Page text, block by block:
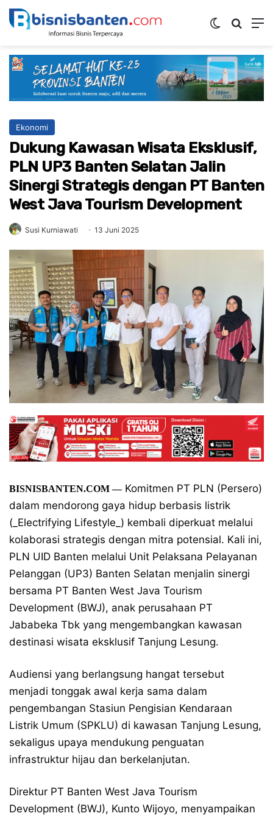
Switch skin
Ekonomi
Dukung Kawasan Wisata Eksklusif,
PLN UP3 Banten Selatan Jalin
Sinergi Strategis dengan PT Banten
West Java Tourism Development
Susi Kurniawati 13 Juni 2025
BISNISBANTEN.COM —Komitmen PT PLN (Persero)
dalam mendorong gaya hidup berbasis listrik
(_Electrifying Lifestyle_) kembali diperkuat melalui
kolaborasi strategis dengan mitra potensial. Kali ini,
PLN UID Banten melalui Unit Pelaksana Pelayanan
Pelanggan (UP3) Banten Selatan menjalin sinergi
bersama PT Banten West Java Tourism
Development (BWJ), anak perusahaan PT
Jababeka Tbk yang mengembangkan kawasan
destinasi wisata eksklusif Tanjung Lesung.
Audiensi yang berlangsung hangat tersebut
menjadi tonggak awal kerja sama dalam
pengembangan Stasiun Pengisian Kendaraan
Listrik Umum (SPKLU) di kawasan Tanjung Lesung,
sekaligus upaya mendukung penguatan
infrastruktur hijau dan berkelanjutan.
Direktur PT Banten West Java Tourism
Development (BWJ), Kunto Wijoyo, menyampaikan